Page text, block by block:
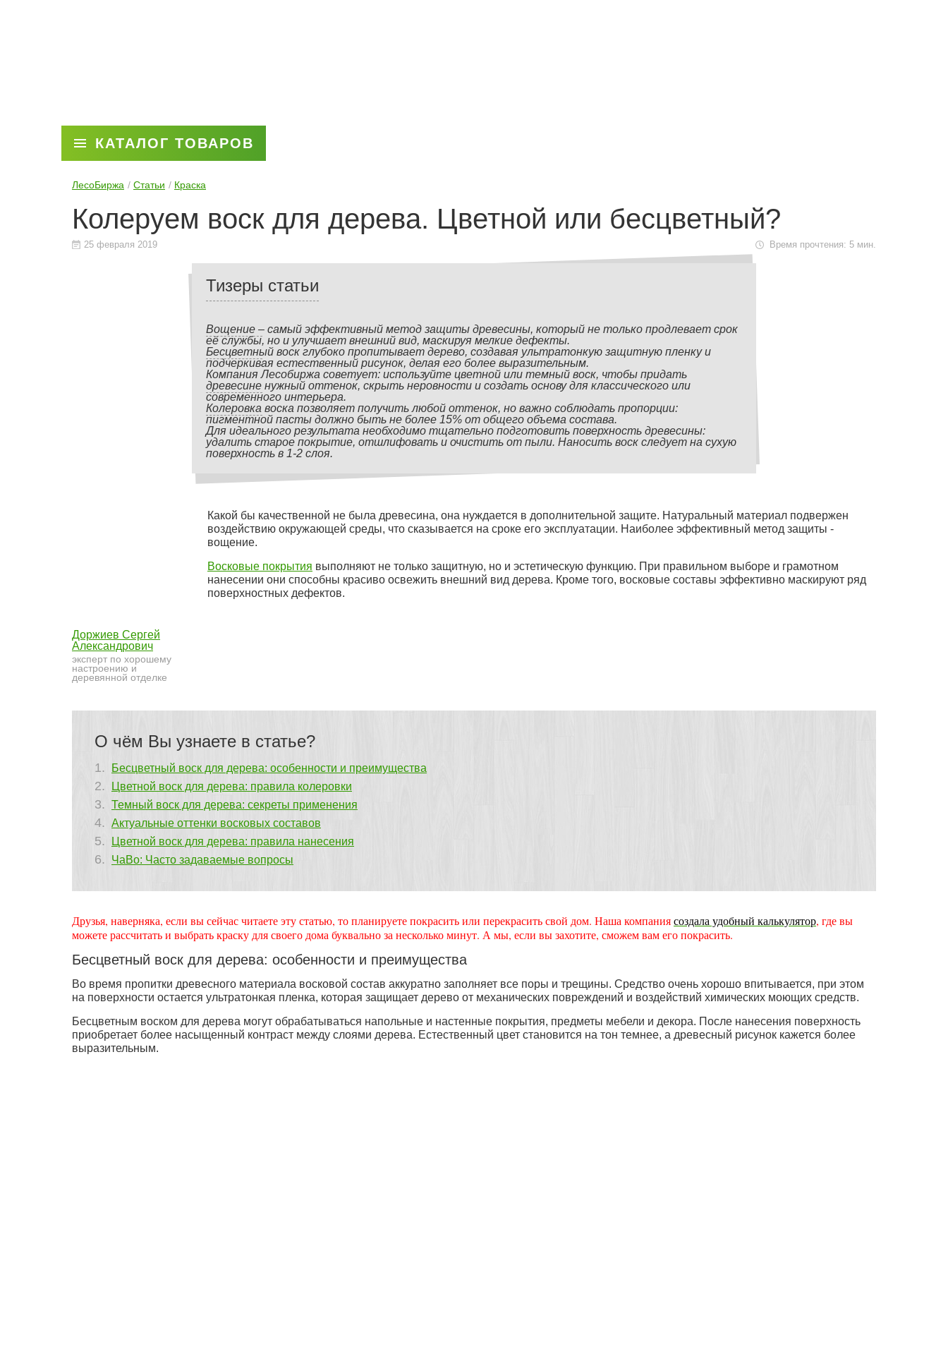
КАТАЛОГ ТОВАРОВ
ЛесоБиржа Статьи Краска
Колеруем воск для дерева. Цветной или бесцветный?
25 февраля 2019 Время прочтения: 5 мин.
Тизеры статьи
Вощение – самый эффективный метод защиты древесины, который не только продлевает срок
её службы, но и улучшает внешний вид, маскируя мелкие дефекты.
Бесцветный воск глубоко пропитывает дерево, создавая ультратонкую защитную пленку и
подчеркивая естественный рисунок, делая его более выразительным.
Компания Лесобиржа советует: используйте цветной или темный воск, чтобы придать
древесине нужный оттенок, скрыть неровности и создать основу для классического или
современного интерьера.
Колеровка воска позволяет получить любой оттенок, но важно соблюдать пропорции:
пигментной пасты должно быть не более 15% от общего объема состава.
Для идеального результата необходимо тщательно подготовить поверхность древесины:
удалить старое покрытие, отшлифовать и очистить от пыли. Наносить воск следует на сухую
поверхность в 1-2 слоя.
Доржиев Сергей
Александрович
эксперт по хорошему
настроению и
деревянной отделке
Какой бы качественной не была древесина, она нуждается в дополнительной защите. Натуральный материал подвержен
воздействию окружающей среды, что сказывается на сроке его эксплуатации. Наиболее эффективный метод защиты -
вощение.
Восковые покрытия выполняют не только защитную, но и эстетическую функцию. При правильном выборе и грамотном
нанесении они способны красиво освежить внешний вид дерева. Кроме того, восковые составы эффективно маскируют ряд
поверхностных дефектов.
О чём Вы узнаете в статье?
Бесцветный воск для дерева: особенности и преимущества
Цветной воск для дерева: правила колеровки
Темный воск для дерева: секреты применения
Актуальные оттенки восковых составов
Цветной воск для дерева: правила нанесения
ЧаВо: Часто задаваемые вопросы
Друзья, наверняка, если вы сейчас читаете эту статью, то планируете покрасить или перекрасить свой дом. Наша компаниясоздала удобный калькулятор, где вы
можете рассчитать и выбрать краску для своего дома буквально за несколько минут. А мы, если вы захотите, сможем вам его покрасить.
Бесцветный воск для дерева: особенности и преимущества
Во время пропитки древесного материала восковой состав аккуратно заполняет все поры и трещины. Средство очень хорошо впитывается, при этом
на поверхности остается ультратонкая пленка, которая защищает дерево от механических повреждений и воздействий химических моющих средств.
Бесцветным воском для дерева могут обрабатываться напольные и настенные покрытия, предметы мебели и декора. После нанесения поверхность
приобретает более насыщенный контраст между слоями дерева. Естественный цвет становится на тон темнее, а древесный рисунок кажется более
выразительным.